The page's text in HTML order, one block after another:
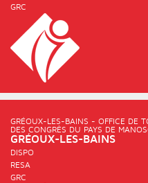
GRC
GRÉOUX-LES-BAINS - OFFICE DE
DES CONGRÈS DU PAYS DE
GRÉOUX-LES-BAINS
DISPO
RESA
GRC